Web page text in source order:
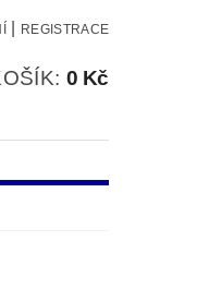
REGISTRACE
0 Kč